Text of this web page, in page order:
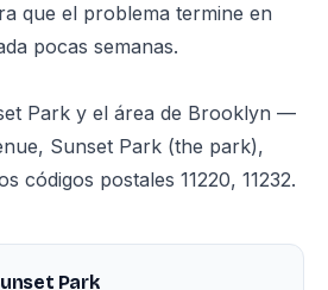
que el problema termine en
pocas semanas.
Park y el área de Brooklyn —
Sunset Park (the park),
códigos postales 11220, 11232.
Park